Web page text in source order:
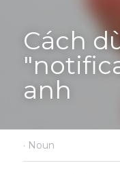
Cách
anh
· Noun